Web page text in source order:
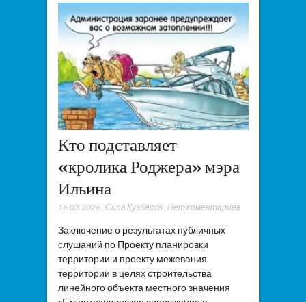
Кто подставляет
«кролика Роджера» мэра
Ильина
16.03.2026 , Сила Кузбасса , Нет коментариев
Заключение о результатах публичных
слушаний по Проекту планировки
территории и проекту межевания
территории в целях строительства
линейного объекта местного значения